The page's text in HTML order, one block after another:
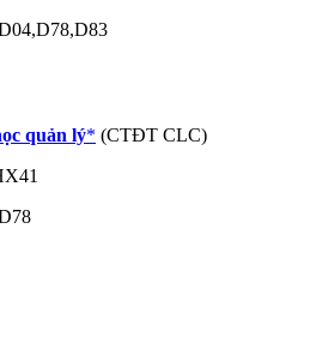
quản lý* (CTĐT CLC)